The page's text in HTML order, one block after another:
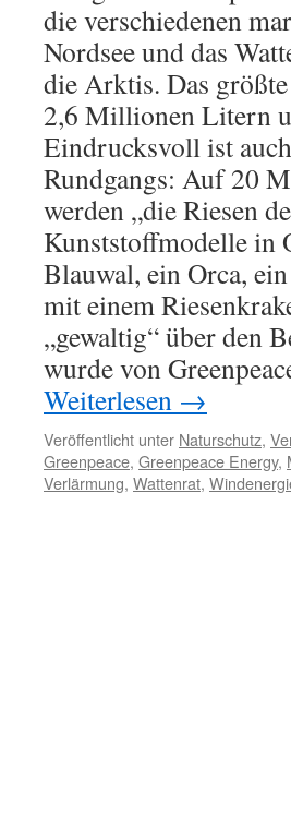
die verschiedenen
Nordsee und das
die Arktis. Das
2,6 Millionen Litern
Eindrucksvoll ist
Rundgangs: Auf 20
werden „die Riesen
Kunststoffmodelle in
Blauwal, ein Orca,
mit einem
„gewaltig“ über den
wurde von
Weiterlesen →
Veröffentlicht unter Naturschutz,
Greenpeace, Greenpeace Energy,
Verlärmung, Wattenrat,